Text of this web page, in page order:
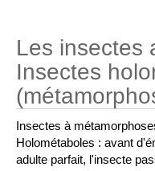
Les insectes
Insectes
Insectes à
Holométaboles : avant
adulte parfait, l'insecte